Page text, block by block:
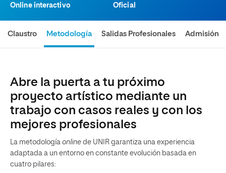
Online interactivo
Oficial
Claustro Metodología Salidas Profesionales Admisión
Abre la puerta a tu próximo
proyecto artístico mediante un
trabajo con casos reales y con los
mejores profesionales
La metodología online de UNIR garantiza una experiencia
adaptada a un entorno en constante evolución basada en
cuatro pilares: